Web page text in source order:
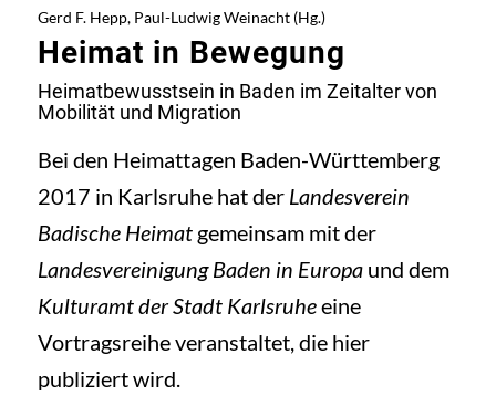
Gerd F. Hepp, Paul-Ludwig Weinacht (Hg.)
Heimat in Bewegung
Heimatbewusstsein in Baden im Zeitalter von
Mobilität und Migration
Bei den Heimattagen Baden-Württemberg
2017 in Karlsruhe hat der Landesverein
Badische Heimat gemeinsam mit der
Landesvereinigung Baden in Europaund dem
Kulturamt der Stadt Karlsruheeine
Vortragsreihe veranstaltet, die hier
publiziert wird.